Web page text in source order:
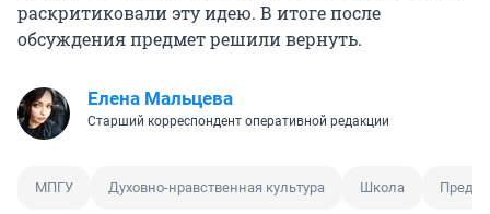
раскритиковали эту идею. В итоге после
обсуждения предмет решили вернуть.
Елена Мальцева
Старший корреспондент оперативной редакции
МПГУ Духовно-нравственная культура Школа